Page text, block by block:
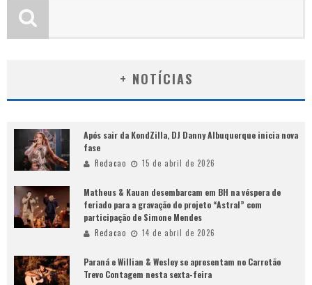
+ NOTÍCIAS
Após sair da KondZilla, DJ Danny Albuquerque inicia nova
fase
Redacao 15 de abril de 2026
Matheus & Kauan desembarcam em BH na véspera de
feriado para a gravação do projeto “Astral” com
participação de Simone Mendes
Redacao 14 de abril de 2026
Paraná e Willian & Wesley se apresentam no Carretão
Trevo Contagem nesta sexta-feira